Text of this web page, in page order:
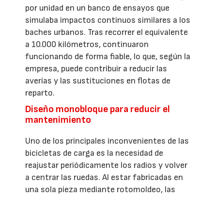
por unidad en un banco de ensayos que
simulaba impactos continuos similares a los
baches urbanos. Tras recorrer el equivalente
a 10.000 kilómetros, continuaron
funcionando de forma fiable, lo que, según la
empresa, puede contribuir a reducir las
averías y las sustituciones en flotas de
reparto.
Diseño monobloque para reducir el
mantenimiento
Uno de los principales inconvenientes de las
bicicletas de carga es la necesidad de
reajustar periódicamente los radios y volver
a centrar las ruedas. Al estar fabricadas en
una sola pieza mediante rotomoldeo, las